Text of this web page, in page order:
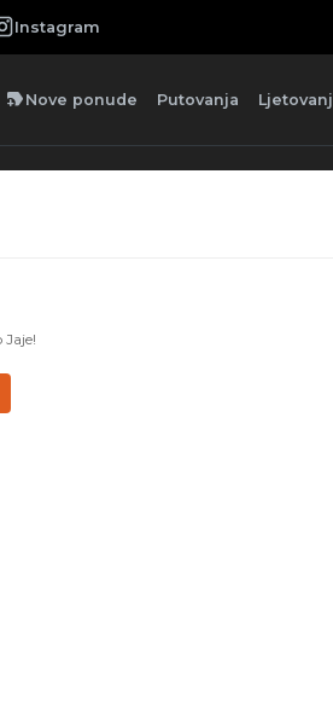
Instagram
new_label Nove ponude Putovanja
Jaje!